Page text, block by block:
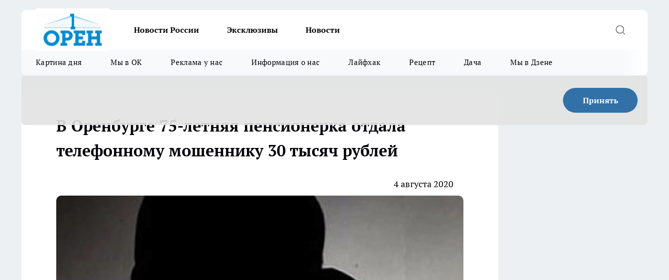
Новости России Эксклюзивы Новости
Картина дня Мы в ОК Реклама у нас Информация о нас Лайфхак Рецепт Дача Мы в Дзене
Принять
В Оренбурге 75-летняя пенсионерка отдала
телефонному мошеннику 30 тысяч рублей
4 августа 2020